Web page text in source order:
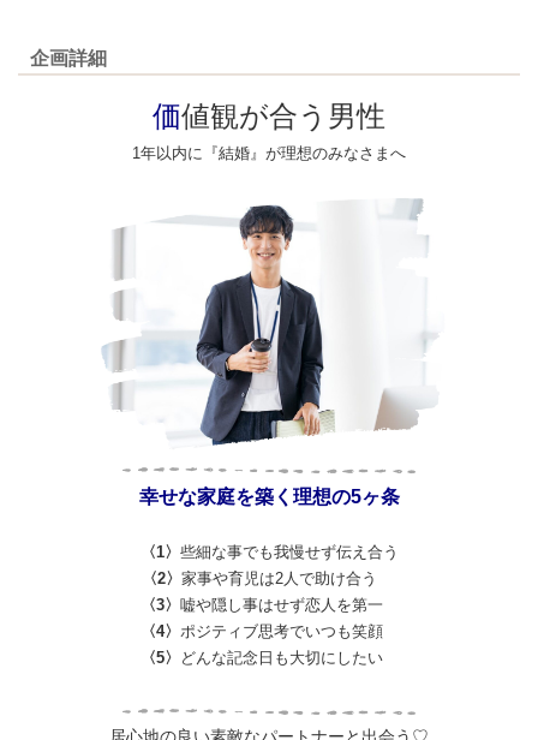
企画詳細
価値観が合う男性
1年以内に『結婚』が理想のみなさまへ
幸せな家庭を築く理想の5ヶ条
〈1〉 些細な事でも我慢せず伝え合う
〈2〉 家事や育児は2人で助け合う
〈3〉 嘘や隠し事はせず恋人を第一
〈4〉 ポジティブ思考でいつも笑顔
〈5〉 どんな記念日も大切にしたい
居心地の良い素敵なパートナーと出会う♡